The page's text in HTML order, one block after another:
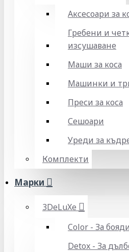
Аксесоари за
Гребени и
изсушаване
Маши за коса
Машинки и
Преси за коса
Сешоари
Уреди за
Комплекти
Марки
3DeLuXe
Color - За
Detox - За